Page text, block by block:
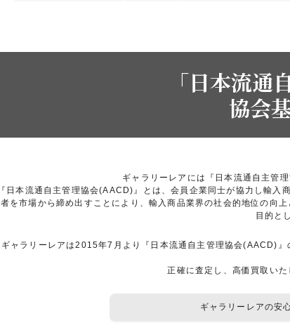
「日本流通
協会
ギャラリーレアには『日本流通自主管
『日本流通自主管理協会(AACD)』とは、会員企業同士が協力し輸
者を市場から締め出すことにより、輸入商品業界の社会的地位の向
目的と
ギャラリーレアは2015年7月より『日本流通自主管理協会(AACD)
正確に査定し、高価買取い
ギャラリーレアの安